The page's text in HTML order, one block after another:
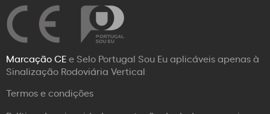
Marcação CEe Selo Portugal Sou Eu aplicáveis apenas à
Sinalização Rodoviária Vertical
Termos e condições